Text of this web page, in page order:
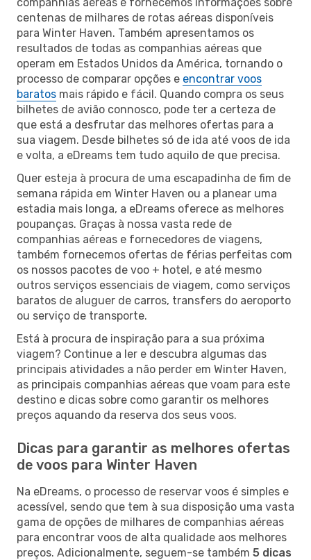
centenas de milhares de rotas aéreas disponíveis
para Winter Haven. Também apresentamos os
resultados de todas as companhias aéreas que
operam em Estados Unidos da América, tornando o
processo de comparar opções e encontrar voos
baratos mais rápido e fácil. Quando compra os seus
bilhetes de avião connosco, pode ter a certeza de
que está a desfrutar das melhores ofertas para a
sua viagem. Desde bilhetes só de ida até voos de ida
e volta, a eDreams tem tudo aquilo de que precisa.
Quer esteja à procura de uma escapadinha de fim de
semana rápida em Winter Haven ou a planear uma
estadia mais longa, a eDreams oferece as melhores
poupanças. Graças à nossa vasta rede de
companhias aéreas e fornecedores de viagens,
também fornecemos ofertas de férias perfeitas com
os nossos pacotes de voo + hotel, e até mesmo
outros serviços essenciais de viagem, como serviços
baratos de aluguer de carros, transfers do aeroporto
ou serviço de transporte.
Está à procura de inspiração para a sua próxima
viagem? Continue a ler e descubra algumas das
principais atividades a não perder em Winter Haven,
as principais companhias aéreas que voam para este
destino e dicas sobre como garantir os melhores
preços aquando da reserva dos seus voos.
Dicas para garantir as melhores ofertas
de voos para Winter Haven
Na eDreams, o processo de reservar voos é simples e
acessível, sendo que tem à sua disposição uma vasta
gama de opções de milhares de companhias aéreas
para encontrar voos de alta qualidade aos melhores
preços. Adicionalmente, seguem-se também 5 dicas